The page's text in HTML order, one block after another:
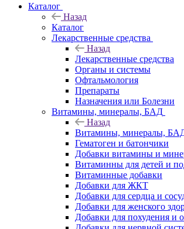
Каталог
Назад
Каталог
Лекарственные средства
Назад
Лекарственные средства
Органы и системы
Офтальмология
Препараты
Назначения или Болезни
Витамины, минералы, БАД
Назад
Витамины, минералы,
Гематоген и батончики
Добавки витамины и
Витаминны для детей и
Витаминные добавки
Добавки для ЖКТ
Добавки для сердца и
Добавки для женского
Добавки для похудения и